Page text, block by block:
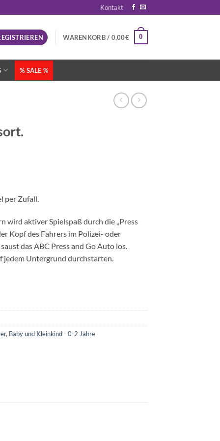
Kontakt
WARENKORB / 0,00€ 0
% SALE %
per Zufall.
wird aktiver Spielspaß durch die „Press
Kopf des Fahrers im Polizei- oder
das ABC Press and Go Auto los.
jedem Untergrund durchstarten.
, Baby und Kleinkind - 0-2 Jahre